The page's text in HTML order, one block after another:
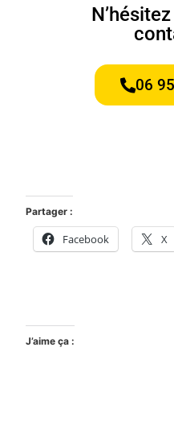
06
Partager :
Facebook X
J’aime ça :